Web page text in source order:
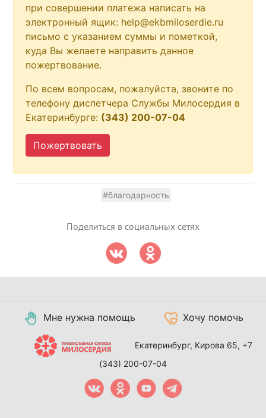
при совершении платежа написать на
электронный ящик: help@ekbmiloserdie.ru
письмо с указанием суммы и пометкой,
куда Вы желаете направить данное
пожертвование.
По всем вопросам, пожалуйста, звоните по
телефону диспетчера Службы Милосердия в
Екатеринбурге: (343) 200-07-04
Пожертвовать
#благодарность
Поделиться в социальных сетях
Мне нужна помощь Хочу помочь
Екатеринбург, Кирова 65, +7
(343) 200-07-04